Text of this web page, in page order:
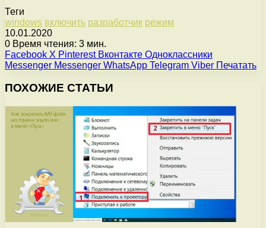
Теги
windows включить разработчик режим
10.01.2020
0 Время чтения: 3 мин.
Facebook X Pinterest Вконтакте Одноклассники
Messenger Messenger WhatsApp Telegram Viber Печатать
ПОХОЖИЕ СТАТЬИ